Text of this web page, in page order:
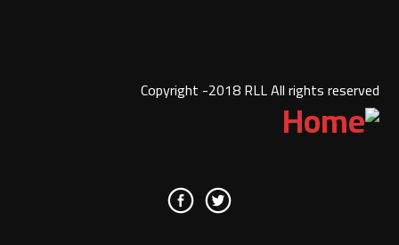
Copyright -2018 RLL All rights reserved